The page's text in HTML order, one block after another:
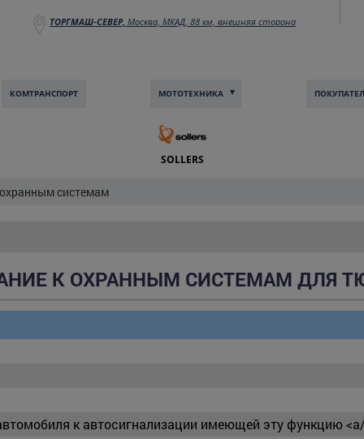
ТОРГМАШ-СЕВЕР, Москва, МКАД, 88 км, внешняя сторона
КОМТРАНCПОРТ МОТОТЕХНИКА
SOLLERS
системам
К ОХРАННЫМ СИСТЕМАМ ДЛЯ
к автосигнализации имеющей эту функцию